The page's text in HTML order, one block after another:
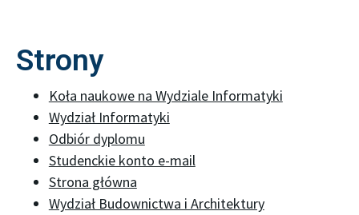
Strony
Koła naukowe na Wydziale Informatyki
Wydział Informatyki
Odbiór dyplomu
Studenckie konto e-mail
Strona główna
Wydział Budownictwa i Architektury